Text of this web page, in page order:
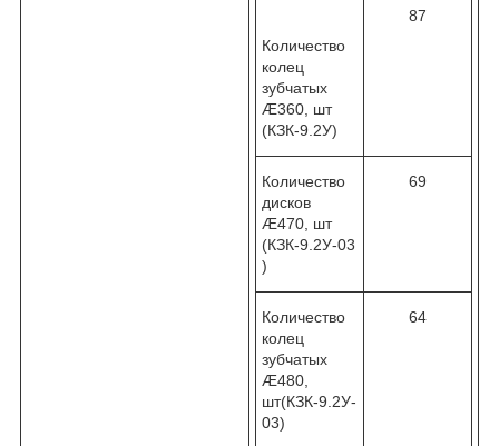
Количество
колец
зубчатых
Æ360, шт
(КЗК-9.2У)
87
Количество
дисков
Æ470, шт
(КЗК-9.2У-03
)
69
Количество
колец
зубчатых
Æ480,
шт(КЗК-9.2У-
03)
64